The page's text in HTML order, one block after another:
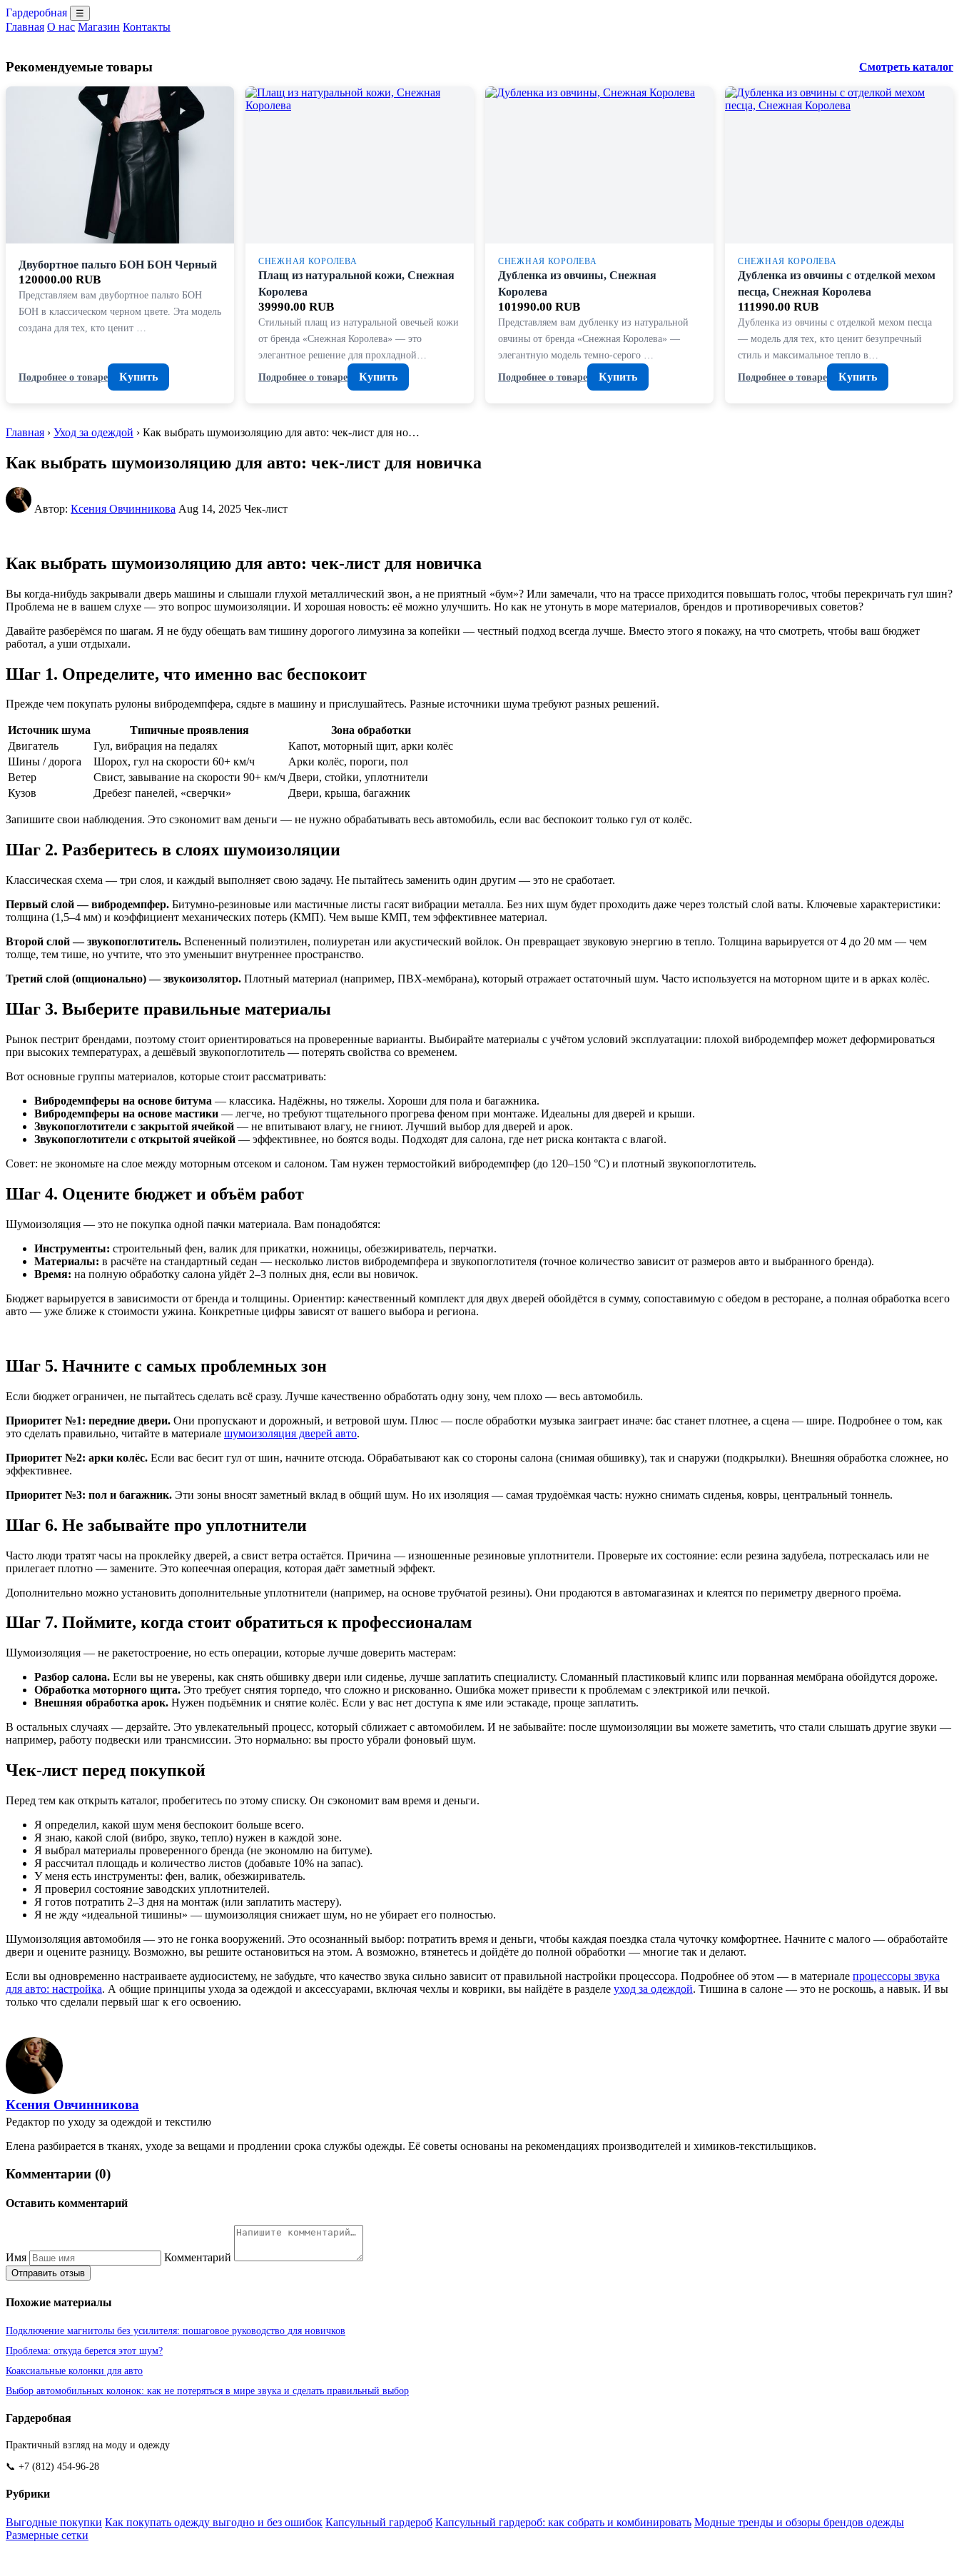
Гардеробная ☰
Главная О нас Магазин Контакты
Рекомендуемые товары Смотреть каталог
Двубортное пальто БОН БОН Черный
120000.00 RUB
Представляем вам двубортное пальто БОН
БОН в классическом черном цвете. Эта модель
создана для тех, кто ценит …
Подробнее о товаре Купить
СНЕЖНАЯ КОРОЛЕВА
Плащ из натуральной кожи, Снежная
Королева
39990.00 RUB
Стильный плащ из натуральной овечьей кожи
от бренда «Снежная Королева» — это
элегантное решение для прохладной…
Подробнее о товаре
Купить
СНЕЖНАЯ КОРОЛЕВА
Дубленка из овчины, Снежная
Королева
101990.00 RUB
Представляем вам дубленку из натуральной
овчины от бренда «Снежная Королева» —
элегантную модель темно-серого …
Подробнее о товаре
Купить
СНЕЖНАЯ КОРОЛЕВА
Дубленка из овчины с отделкой мехом
песца, Снежная Королева
111990.00 RUB
Дубленка из овчины с отделкой мехом песца
— модель для тех, кто ценит безупречный
стиль и максимальное тепло в…
Подробнее о товаре
Купить
Главная › Уход за одеждой › Как выбрать шумоизоляцию для авто: чек-лист для но…
Как выбрать шумоизоляцию для авто: чек-лист для новичка
Автор: Ксения Овчинникова Aug 14, 2025 Чек-лист
Как выбрать шумоизоляцию для авто: чек-лист для новичка
Вы когда-нибудь закрывали дверь машины и слышали глухой металлический звон, а не приятный «бум»? Или замечали, что на трассе приходится повышать голос, чтобы перекричать гул шин?
Проблема не в вашем слухе — это вопрос шумоизоляции. И хорошая новость: её можно улучшить. Но как не утонуть в море материалов, брендов и противоречивых советов?
Давайте разберёмся по шагам. Я не буду обещать вам тишину дорогого лимузина за копейки — честный подход всегда лучше. Вместо этого я покажу, на что смотреть, чтобы ваш бюджет
работал, а уши отдыхали.
Шаг 1. Определите, что именно вас беспокоит
Прежде чем покупать рулоны вибродемпфера, сядьте в машину и прислушайтесь. Разные источники шума требуют разных решений.
Источник шума Типичные проявления
Зона обработки
Двигатель
Гул, вибрация на педалях
Капот, моторный щит, арки колёс
Шины / дорога
Шорох, гул на скорости 60+ км/ч
Арки колёс, пороги, пол
Ветер
Свист, завывание на скорости 90+ км/ч Двери, стойки, уплотнители
Кузов
Дребезг панелей, «сверчки» Двери, крыша, багажник
Запишите свои наблюдения. Это сэкономит вам деньги — не нужно обрабатывать весь автомобиль, если вас беспокоит только гул от колёс.
Шаг 2. Разберитесь в слоях шумоизоляции
Классическая схема — три слоя, и каждый выполняет свою задачу. Не пытайтесь заменить один другим — это не сработает.
Первый слой — вибродемпфер. Битумно-резиновые или мастичные листы гасят вибрации металла. Без них шум будет проходить даже через толстый слой ваты. Ключевые характеристики:
толщина (1,5–4 мм) и коэффициент механических потерь (КМП). Чем выше КМП, тем эффективнее материал.
Второй слой — звукопоглотитель. Вспененный полиэтилен, полиуретан или акустический войлок. Он превращает звуковую энергию в тепло. Толщина варьируется от 4 до 20 мм — чем
толще, тем тише, но учтите, что это уменьшит внутреннее пространство.
Третий слой (опционально) — звукоизолятор. Плотный материал (например, ПВХ-мембрана), который отражает остаточный шум. Часто используется на моторном щите и в арках колёс.
Шаг 3. Выберите правильные материалы
Рынок пестрит брендами, поэтому стоит ориентироваться на проверенные варианты. Выбирайте материалы с учётом условий эксплуатации: плохой вибродемпфер может деформироваться
при высоких температурах, а дешёвый звукопоглотитель — потерять свойства со временем.
Вот основные группы материалов, которые стоит рассматривать:
Вибродемпферы на основе битума — классика. Надёжны, но тяжелы. Хороши для пола и багажника.
Вибродемпферы на основе мастики — легче, но требуют тщательного прогрева феном при монтаже. Идеальны для дверей и крыши.
Звукопоглотители с закрытой ячейкой — не впитывают влагу, не гниют. Лучший выбор для дверей и арок.
Звукопоглотители с открытой ячейкой — эффективнее, но боятся воды. Подходят для салона, где нет риска контакта с влагой.
Совет: не экономьте на слое между моторным отсеком и салоном. Там нужен термостойкий вибродемпфер (до 120–150 °C) и плотный звукопоглотитель.
Шаг 4. Оцените бюджет и объём работ
Шумоизоляция — это не покупка одной пачки материала. Вам понадобятся:
Инструменты: строительный фен, валик для прикатки, ножницы, обезжириватель, перчатки.
Материалы: в расчёте на стандартный седан — несколько листов вибродемпфера и звукопоглотителя (точное количество зависит от размеров авто и выбранного бренда).
Время: на полную обработку салона уйдёт 2–3 полных дня, если вы новичок.
Бюджет варьируется в зависимости от бренда и толщины. Ориентир: качественный комплект для двух дверей обойдётся в сумму, сопоставимую с обедом в ресторане, а полная обработка всего
авто — уже ближе к стоимости ужина. Конкретные цифры зависят от вашего выбора и региона.
Шаг 5. Начните с самых проблемных зон
Если бюджет ограничен, не пытайтесь сделать всё сразу. Лучше качественно обработать одну зону, чем плохо — весь автомобиль.
Приоритет №1: передние двери. Они пропускают и дорожный, и ветровой шум. Плюс — после обработки музыка заиграет иначе: бас станет плотнее, а сцена — шире. Подробнее о том, как
это сделать правильно, читайте в материале шумоизоляция дверей авто.
Приоритет №2: арки колёс. Если вас бесит гул от шин, начните отсюда. Обрабатывают как со стороны салона (снимая обшивку), так и снаружи (подкрылки). Внешняя обработка сложнее, но
эффективнее.
Приоритет №3: пол и багажник. Эти зоны вносят заметный вклад в общий шум. Но их изоляция — самая трудоёмкая часть: нужно снимать сиденья, ковры, центральный тоннель.
Шаг 6. Не забывайте про уплотнители
Часто люди тратят часы на проклейку дверей, а свист ветра остаётся. Причина — изношенные резиновые уплотнители. Проверьте их состояние: если резина задубела, потрескалась или не
прилегает плотно — замените. Это копеечная операция, которая даёт заметный эффект.
Дополнительно можно установить дополнительные уплотнители (например, на основе трубчатой резины). Они продаются в автомагазинах и клеятся по периметру дверного проёма.
Шаг 7. Поймите, когда стоит обратиться к профессионалам
Шумоизоляция — не ракетостроение, но есть операции, которые лучше доверить мастерам:
Разбор салона. Если вы не уверены, как снять обшивку двери или сиденье, лучше заплатить специалисту. Сломанный пластиковый клипс или порванная мембрана обойдутся дороже.
Обработка моторного щита. Это требует снятия торпедо, что сложно и рискованно. Ошибка может привести к проблемам с электрикой или печкой.
Внешняя обработка арок. Нужен подъёмник и снятие колёс. Если у вас нет доступа к яме или эстакаде, проще заплатить.
В остальных случаях — дерзайте. Это увлекательный процесс, который сближает с автомобилем. И не забывайте: после шумоизоляции вы можете заметить, что стали слышать другие звуки —
например, работу подвески или трансмиссии. Это нормально: вы просто убрали фоновый шум.
Чек-лист перед покупкой
Перед тем как открыть каталог, пробегитесь по этому списку. Он сэкономит вам время и деньги.
Я определил, какой шум меня беспокоит больше всего.
Я знаю, какой слой (вибро, звуко, тепло) нужен в каждой зоне.
Я выбрал материалы проверенного бренда (не экономлю на битуме).
Я рассчитал площадь и количество листов (добавьте 10% на запас).
У меня есть инструменты: фен, валик, обезжириватель.
Я проверил состояние заводских уплотнителей.
Я готов потратить 2–3 дня на монтаж (или заплатить мастеру).
Я не жду «идеальной тишины» — шумоизоляция снижает шум, но не убирает его полностью.
Шумоизоляция автомобиля — это не гонка вооружений. Это осознанный выбор: потратить время и деньги, чтобы каждая поездка стала чуточку комфортнее. Начните с малого — обработайте
двери и оцените разницу. Возможно, вы решите остановиться на этом. А возможно, втянетесь и дойдёте до полной обработки — многие так и делают.
Если вы одновременно настраиваете аудиосистему, не забудьте, что качество звука сильно зависит от правильной настройки процессора. Подробнее об этом — в материале процессоры звука
для авто: настройка. А общие принципы ухода за одеждой и аксессуарами, включая чехлы и коврики, вы найдёте в разделе уход за одеждой. Тишина в салоне — это не роскошь, а навык. И вы
только что сделали первый шаг к его освоению.
Ксения Овчинникова
Редактор по уходу за одеждой и текстилю
Елена разбирается в тканях, уходе за вещами и продлении срока службы одежды. Её советы основаны на рекомендациях производителей и химиков-текстильщиков.
Комментарии (0)
Оставить комментарий
Имя Комментарий
Отправить отзыв
Похожие материалы
Подключение магнитолы без усилителя: пошаговое руководство для новичков
Проблема: откуда берется этот шум?
Коаксиальные колонки для авто
Выбор автомобильных колонок: как не потеряться в мире звука и сделать правильный выбор
Гардеробная
Практичный взгляд на моду и одежду
📞 +7 (812) 454-96-28
Рубрики
Выгодные покупки Как покупать одежду выгодно и без ошибок Капсульный гардероб Капсульный гардероб: как собрать и комбинировать Модные тренды и обзоры брендов одежды
Размерные сетки